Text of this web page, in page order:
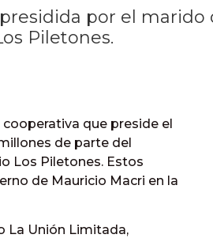
por el
Piletones.
que preside el
de parte del
Los Piletones. Estos
de Mauricio Macri en la
La Unión Limitada,